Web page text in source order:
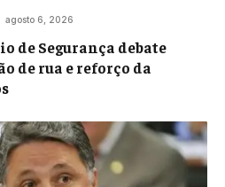
agosto 6, 2026
de Segurança debate
de rua e reforço da